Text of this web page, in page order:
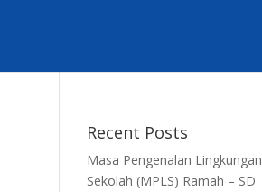
Recent Posts
Masa Pengenalan Lingkungan
Sekolah (MPLS) Ramah – SD